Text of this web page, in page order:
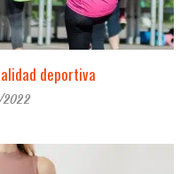
deportiva